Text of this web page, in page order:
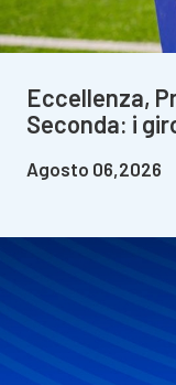
Eccellenza,
Seconda: i
Agosto 06,2026